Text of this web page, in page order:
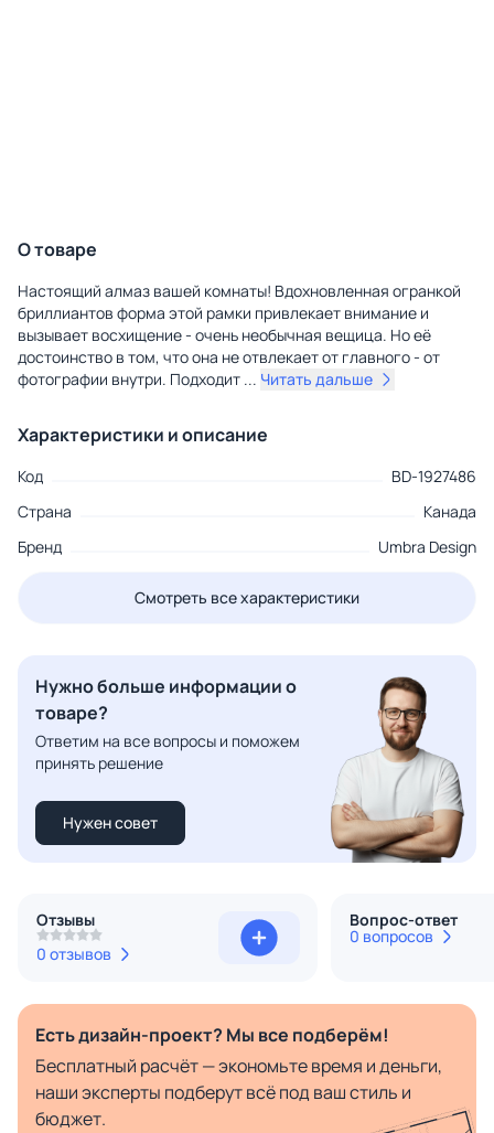
О товаре
Настоящий алмаз вашей комнаты! Вдохновленная огранкой
бриллиантов форма этой рамки привлекает внимание и
вызывает восхищение - очень необычная вещица. Но её
достоинство в том, что она не отвлекает от главного - от
фотографии внутри. Подходит ... Читать дальше
Характеристики и описание
Код
BD-1927486
Страна
Канада
Бренд
Umbra Design
Смотреть все характеристики
Нужно больше информации о
товаре?
Ответим на все вопросы и поможем
принять решение
Нужен совет
Отзывы
0 отзывов
Вопрос-ответ
0 вопросов
Есть дизайн-проект? Мы все подберём!
Бесплатный расчёт — экономьте время и деньги,
наши эксперты подберут всё под ваш стиль и
бюджет.